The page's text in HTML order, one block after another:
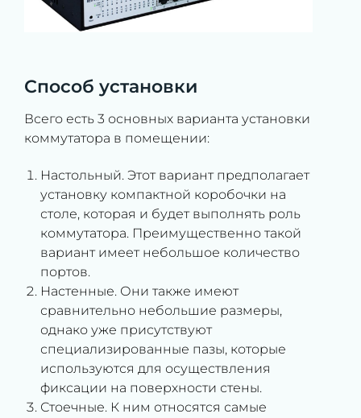
Способ установки
Всего есть 3 основных варианта установки
коммутатора в помещении:
Настольный. Этот вариант предполагает
установку компактной коробочки на
столе, которая и будет выполнять роль
коммутатора. Преимущественно такой
вариант имеет небольшое количество
портов.
Настенные. Они также имеют
сравнительно небольшие размеры,
однако уже присутствуют
специализированные пазы, которые
используются для осуществления
фиксации на поверхности стены.
Стоечные. К ним относятся самые